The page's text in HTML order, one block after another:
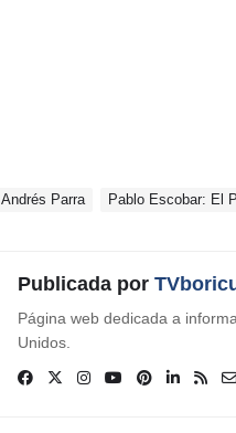
Andrés Parra Pablo Escobar: El
Publicada por
Página web dedicada a
Unidos.